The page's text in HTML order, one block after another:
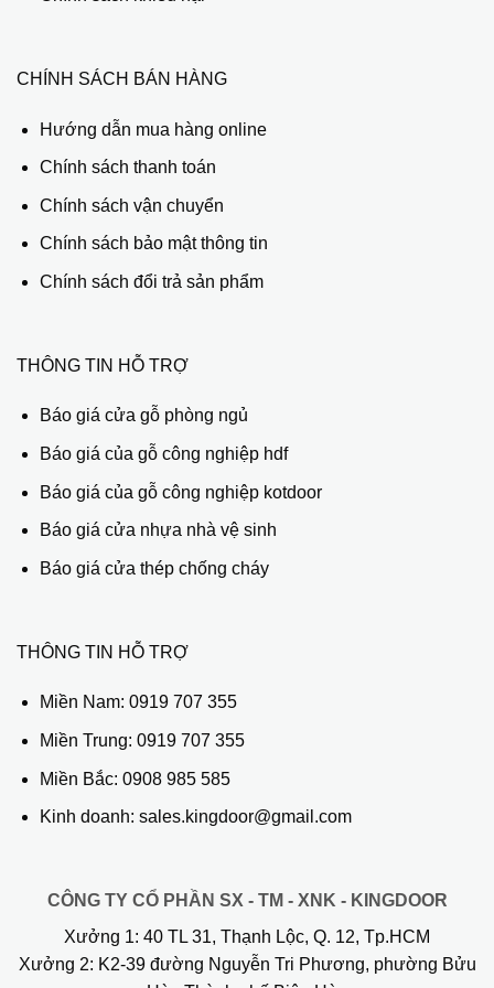
CHÍNH SÁCH BÁN HÀNG
Hướng dẫn mua hàng online
Chính sách thanh toán
Chính sách vận chuyển
Chính sách bảo mật thông tin
Chính sách đổi trả sản phẩm
THÔNG TIN HỖ TRỢ
Báo giá cửa gỗ phòng ngủ
Báo giá của gỗ công nghiệp hdf
Báo giá của gỗ công nghiệp kotdoor
Báo giá cửa nhựa nhà vệ sinh
Báo giá cửa thép chống cháy
THÔNG TIN HỖ TRỢ
Miền Nam: 0919 707 355
Miền Trung: 0919 707 355
Miền Bắc: 0908 985 585
Kinh doanh: sales.kingdoor@gmail.com
CÔNG TY CỔ PHẦN SX - TM - XNK - KINGDOOR
Xưởng 1: 40 TL 31, Thạnh Lộc, Q. 12, Tp.HCM
Xưởng 2: K2-39 đường Nguyễn Tri Phương, phường Bửu